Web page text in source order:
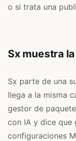
o si trata una
Sx muestra
Sx parte de una
llega a la misma
gestor de
con IA y dice que
configuraciones